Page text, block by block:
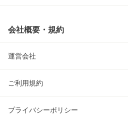
会社概要・規約
運営会社
ご利用規約
プライバシーポリシー